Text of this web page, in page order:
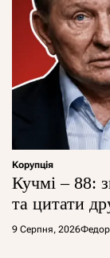
Корупція
Кучмі – 88:
та цитати
9 Серпня, 2026